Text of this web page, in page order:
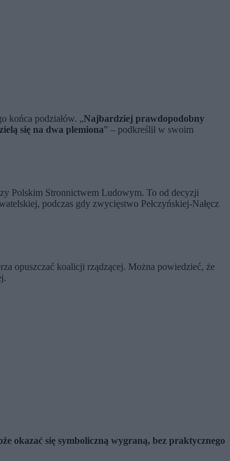
końca podziałów. „Najbardziej prawdopodobny
się na dwa plemiona” – podkreślił w swoim
Polskim Stronnictwem Ludowym. To od decyzji
podczas gdy zwycięstwo Pełczyńskiej-Nałęcz
opuszczać koalicji rządzącej. Można powiedzieć, że
okazać się symboliczną wygraną, bez praktycznego